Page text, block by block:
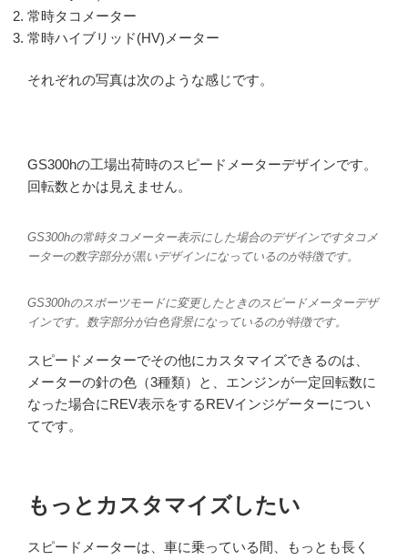
常時タコメーター
常時ハイブリッド(HV)メーター
それぞれの写真は次のような感じです。
GS300hの工場出荷時のスピードメーターデザインです。
回転数とかは見えません。
GS300hの常時タコメーター表示にした場合のデザインですタコメ
ーターの数字部分が黒いデザインになっているのが特徴です。
GS300hのスポーツモードに変更したときのスピードメーターデザ
インです。数字部分が白色背景になっているのが特徴です。
スピードメーターでその他にカスタマイズできるのは、
メーターの針の色（3種類）と、エンジンが一定回転数に
なった場合にREV表示をするREVインジゲーターについ
てです。
もっとカスタマイズしたい
スピードメーターは、車に乗っている間、もっとも長く